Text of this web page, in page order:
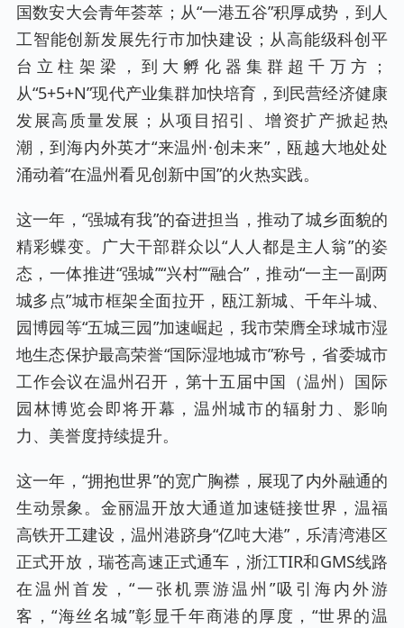
国数安大会青年荟萃；从“一港五谷”积厚成势，到人
工智能创新发展先行市加快建设；从高能级科创平
台立柱架梁，到大孵化器集群超千万方；
从“5+5+N”现代产业集群加快培育，到民营经济健康
发展高质量发展；从项目招引、增资扩产掀起热
潮，到海内外英才“来温州·创未来”，瓯越大地处处
涌动着“在温州看见创新中国”的火热实践。
这一年，“强城有我”的奋进担当，推动了城乡面貌的
精彩蝶变。广大干部群众以“人人都是主人翁”的姿
态，一体推进“强城”“兴村”“融合”，推动“一主一副两
城多点”城市框架全面拉开，瓯江新城、千年斗城、
园博园等“五城三园”加速崛起，我市荣膺全球城市湿
地生态保护最高荣誉“国际湿地城市”称号，省委城市
工作会议在温州召开，第十五届中国（温州）国际
园林博览会即将开幕，温州城市的辐射力、影响
力、美誉度持续提升。
这一年，“拥抱世界”的宽广胸襟，展现了内外融通的
生动景象。金丽温开放大通道加速链接世界，温福
高铁开工建设，温州港跻身“亿吨大港”，乐清湾港区
正式开放，瑞苍高速正式通车，浙江TIR和GMS线路
在温州首发，“一张机票游温州”吸引海内外游
客，“海丝名城”彰显千年商港的厚度，“世界的温